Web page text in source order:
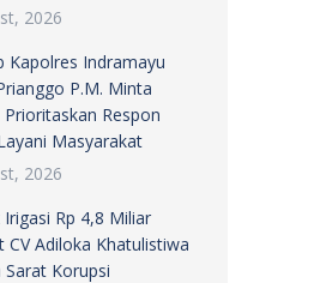
2026
Kapolres Indramayu
P.M. Minta
Prioritaskan Respon
Masyarakat
2026
Irigasi Rp 4,8 Miliar
CV Adiloka Khatulistiwa
Sarat Korupsi